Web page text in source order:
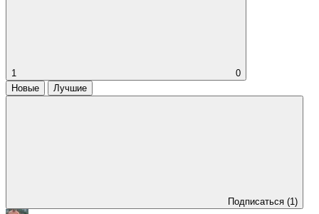
1
0
Новые
Лучшие
Подписаться (1)